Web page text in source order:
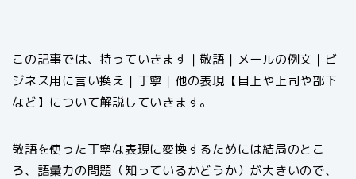
この記事では、持っていきます｜敬語｜メールの例文｜ビ
ジネス用に言い換え｜丁寧｜他の表現【目上や上司や部下
など】について解説していきます。
敬語を使った丁寧な表現に変換するためには結局のとこ
ろ、語彙力の問題（知っているかどうか）が大きいので、